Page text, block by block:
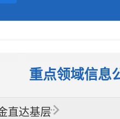
重点领域信息
直达基层